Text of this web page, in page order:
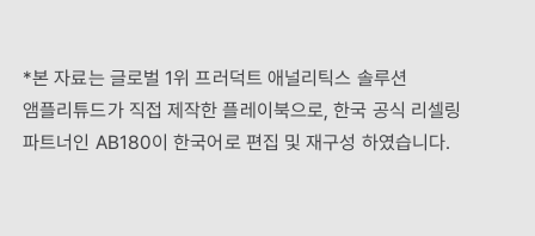
*본 자료는 글로벌 1위 프러덕트 애널리틱스 솔루션
앰플리튜드가 직접 제작한 플레이북으로, 한국 공식 리셀링
파트너인 AB180이 한국어로 편집 및 재구성 하였습니다.